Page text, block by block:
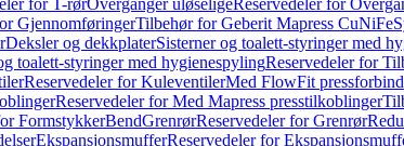
for T-rørOverganger uløseligeReservedeler for
GjennomføringerTilbehør for Geberit Mapress CuNiFe
Deksler og dekkplaterSisterner og toalett-styringer med
toalett-styringer med hygienespylingReservedeler for
Reservedeler for KuleventilerMed FlowFit
Reservedeler for Med Mapress presstilkoblinger
FormstykkerBendGrenrørReservedeler for Grenrør
EkspansjonsmufferReservedeler for